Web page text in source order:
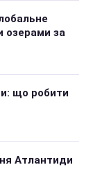
озерами за
що робити
Атлантиди